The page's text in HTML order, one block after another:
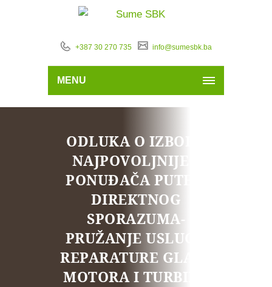
+387 30 270 735 info@sumesbk.ba
MENU
ODLUKA O IZBORU
NAJPOVOLJNIJEG
PONUĐAČA PUTEM
DIREKTNOG
SPORAZUMA-
PRUŽANJE USLUGA
REPARATURE GLAVE
MOTORA I TURBINE